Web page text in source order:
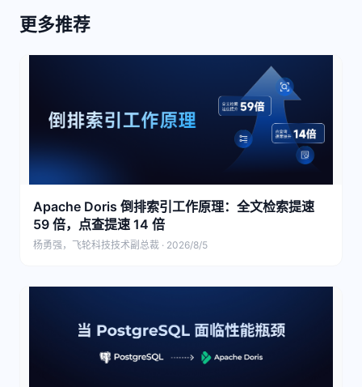
更多推荐
Apache Doris 倒排索引工作原理：全文检索提速
59 倍，点查提速 14 倍
杨勇强，飞轮科技技术副总裁 · 2026/8/5